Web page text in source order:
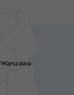
Warszawa